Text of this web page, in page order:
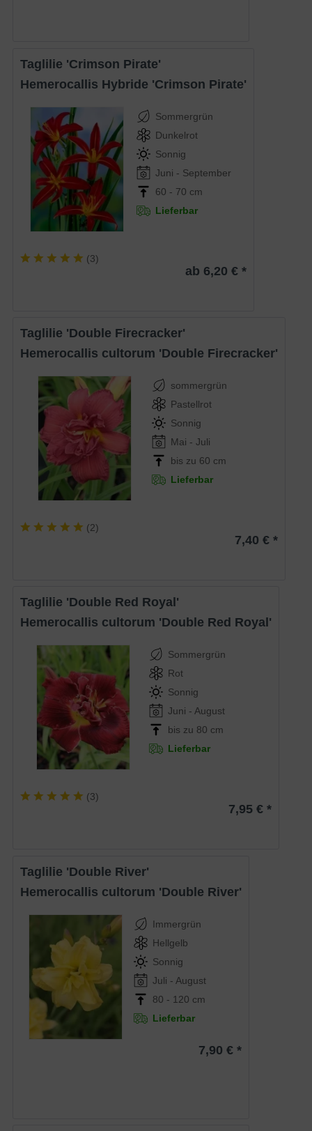
Taglilie 'Crimson Pirate'
Hemerocallis Hybride 'Crimson Pirate'
Sommergrün
Dunkelrot
Sonnig
Juni - September
60 - 70 cm
Lieferbar
(3)
ab 6,20 € *
Taglilie 'Double Firecracker'
Hemerocallis cultorum 'Double Firecracker'
sommergrün
Pastellrot
Sonnig
Mai - Juli
bis zu 60 cm
Lieferbar
(2)
7,40 € *
Taglilie 'Double Red Royal'
Hemerocallis cultorum 'Double Red Royal'
Sommergrün
Rot
Sonnig
Juni - August
bis zu 80 cm
Lieferbar
(3)
7,95 € *
Taglilie 'Double River'
Hemerocallis cultorum 'Double River'
Immergrün
Hellgelb
Sonnig
Juli - August
80 - 120 cm
Lieferbar
7,90 € *